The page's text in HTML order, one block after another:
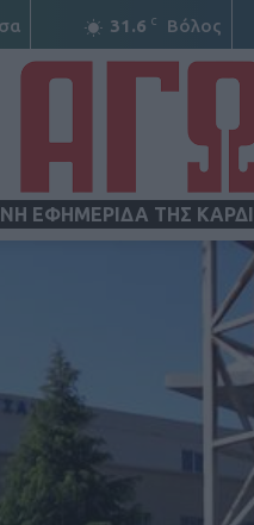
31.6 C Βόλος
ΕΦΗΜΕΡΙΔΑ ΤΗΣ